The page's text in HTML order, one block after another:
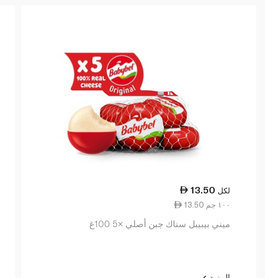
13.50 لكل
13.50 ١٠٠ جم
ميني بيبيبل سناك جبن أصلي ×5 100غ